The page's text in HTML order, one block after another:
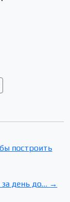
построить
день до… →